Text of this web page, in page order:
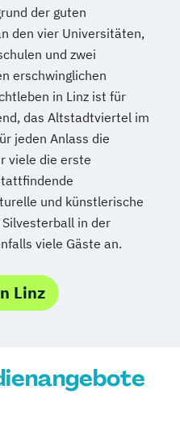
der guten
den vier Universitäten,
und zwei
erschwinglichen
in Linz ist für
das Altstadtviertel im
jeden Anlass die
viele die erste
und künstlerische
in der
viele Gäste an.
Linz